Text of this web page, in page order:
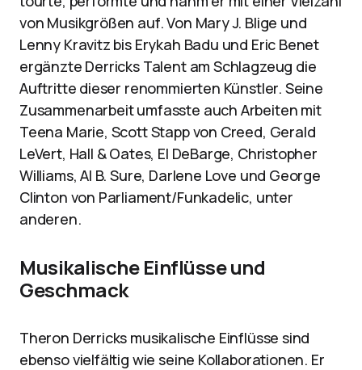
von Musikgrößen auf. Von Mary J. Blige und
Lenny Kravitz bis Erykah Badu und Eric Benet
ergänzte Derricks Talent am Schlagzeug die
Auftritte dieser renommierten Künstler. Seine
Zusammenarbeit umfasste auch Arbeiten mit
Teena Marie, Scott Stapp von Creed, Gerald
LeVert, Hall & Oates, El DeBarge, Christopher
Williams, Al B. Sure, Darlene Love und George
Clinton von Parliament/Funkadelic, unter
anderen.
Musikalische Einflüsse und
Geschmack
Theron Derricks musikalische Einflüsse sind
ebenso vielfältig wie seine Kollaborationen. Er